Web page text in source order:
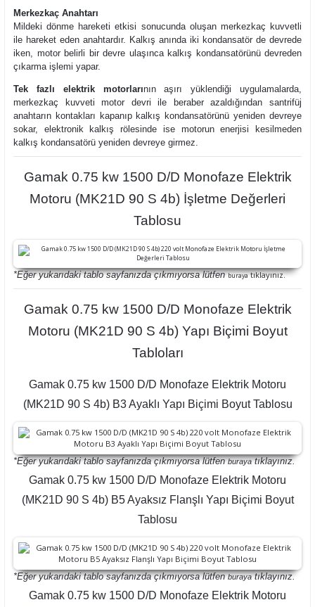
Merkezkaç Anahtarı
Mildeki dönme hareketi etkisi sonucunda oluşan merkezkaç kuvvetli
ile hareket eden anahtardır. Kalkış anında iki kondansatör de devrede
iken, motor belirli bir devre ulaşınca kalkış kondansatörünü devreden
çıkarma işlemi yapar.
Tek fazlı elektrik motorlarınınaşırı yüklendiği uygulamalarda,
merkezkaç kuvveti motor devri ile beraber azaldığından santrifüj
anahtarın kontakları kapanıp kalkış kondansatörünü yeniden devreye
sokar, elektronik kalkış rölesinde ise motorun enerjisi kesilmeden
kalkış kondansatörü yeniden devreye girmez.
Gamak 0.75 kw 1500 D/D Monofaze Elektrik
Motoru (MK21D 90 S 4b) İşletme Değerleri
Tablosu
*Eğer yukarıdaki tablo sayfanızda çıkmıyorsa lütfenburayatıklayınız.
Gamak 0.75 kw 1500 D/D Monofaze Elektrik
Motoru (MK21D 90 S 4b) Yapı Biçimi Boyut
Tabloları
Gamak 0.75 kw 1500 D/D Monofaze Elektrik Motoru
(MK21D 90 S 4b) B3 Ayaklı Yapı Biçimi Boyut Tablosu
*Eğer yukarıdaki tablo sayfanızda çıkmıyorsa lütfenburayatıklayınız.
Gamak 0.75 kw 1500 D/D Monofaze Elektrik Motoru
(MK21D 90 S 4b) B5 Ayaksız Flanşlı Yapı Biçimi Boyut
Tablosu
*Eğer yukarıdaki tablo sayfanızda çıkmıyorsa lütfenburayatıklayınız.
Gamak 0.75 kw 1500 D/D Monofaze Elektrik Motoru